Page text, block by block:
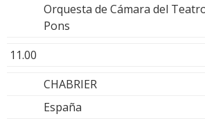
Orquesta de Cámara del
Pons
11.00
CHABRIER
España